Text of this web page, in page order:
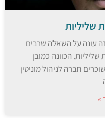
שליליות
עונה על השאלה שרבים
הכוונה כמובן
חברה לניהול מוניטין
»